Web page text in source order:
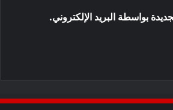
بواسطة البريد الإلكتروني.